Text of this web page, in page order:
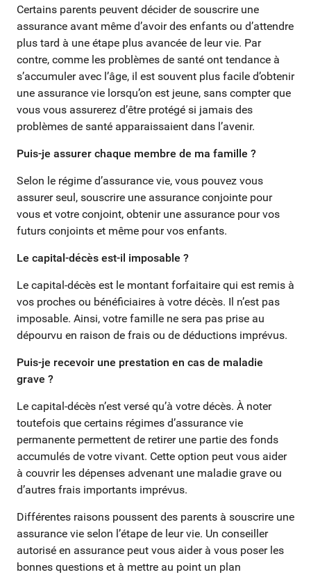
Certains parents peuvent décider de souscrire une
assurance avant même d’avoir des enfants ou d’attendre
plus tard à une étape plus avancée de leur vie. Par
contre, comme les problèmes de santé ont tendance à
s’accumuler avec l’âge, il est souvent plus facile d’obtenir
une assurance vie lorsqu’on est jeune, sans compter que
vous vous assurerez d’être protégé si jamais des
problèmes de santé apparaissaient dans l’avenir.
Puis-je assurer chaque membre de ma famille ?
Selon le régime d’assurance vie, vous pouvez vous
assurer seul, souscrire une assurance conjointe pour
vous et votre conjoint, obtenir une assurance pour vos
futurs conjoints et même pour vos enfants.
Le capital-décès est-il imposable ?
Le capital-décès est le montant forfaitaire qui est remis à
vos proches ou bénéficiaires à votre décès. Il n’est pas
imposable. Ainsi, votre famille ne sera pas prise au
dépourvu en raison de frais ou de déductions imprévus.
Puis-je recevoir une prestation en cas de maladie
grave ?
Le capital-décès n’est versé qu’à votre décès. À noter
toutefois que certains régimes d’assurance vie
permanente permettent de retirer une partie des fonds
accumulés de votre vivant. Cette option peut vous aider
à couvrir les dépenses advenant une maladie grave ou
d’autres frais importants imprévus.
Différentes raisons poussent des parents à souscrire une
assurance vie selon l’étape de leur vie. Un conseiller
autorisé en assurance peut vous aider à vous poser les
bonnes questions et à mettre au point un plan